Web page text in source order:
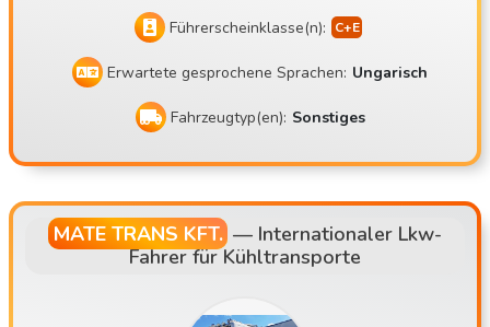
Führerscheinklasse(n):
Erwartete gesprochene Sprachen: Ungarisch
Fahrzeugtyp(en): Sonstiges
MATE TRANS KFT. — Internationaler Lkw-
Fahrer für Kühltransporte